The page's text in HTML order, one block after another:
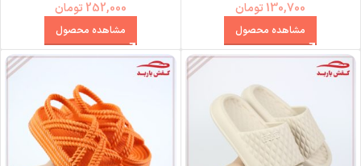
130,700 تومان
مشاهده محصول
252,000 تومان
مشاهده محصول